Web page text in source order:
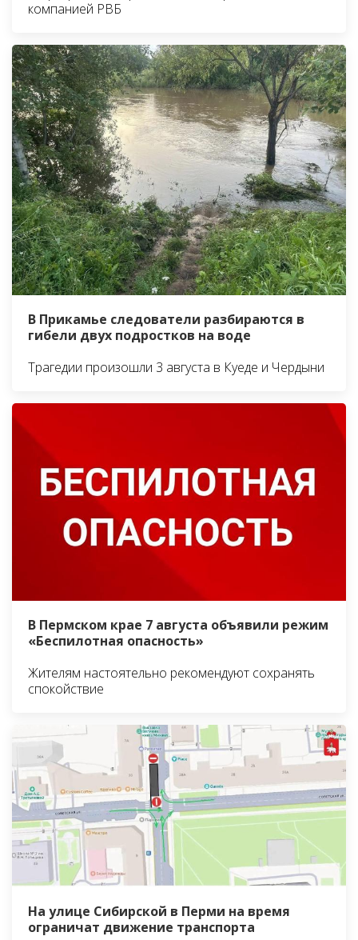
компанией РВБ
В Прикамье следователи разбираются в
гибели двух подростков на воде
Трагедии произошли 3 августа в Куеде и Чердыни
В Пермском крае 7 августа объявили режим
«Беспилотная опасность»
Жителям настоятельно рекомендуют сохранять
спокойствие
На улице Сибирской в Перми на время
ограничат движение транспорта